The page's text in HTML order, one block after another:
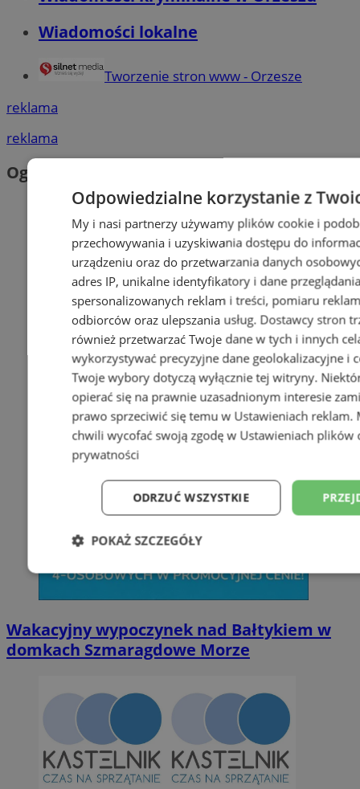
Wiadomości lokalne
Tworzenie stron www - Orzesze
reklama
reklama
Ogłoszenia
Wakacyjny wypoczynek nad Bałtykiem w
domkach Szmaragdowe Morze
Odpowiedzialne korzystanie z
My i nasi partnerzy używamy plików cookie i
przechowywania i uzyskiwania dostępu do
urządzeniu oraz do przetwarzania danych
adres IP, unikalne identyfikatory i dane
spersonalizowanych reklam i treści, pomiaru
odbiorców oraz ulepszania usług. Dostawcy stron
również przetwarzać Twoje dane w tych i innych
wykorzystywać precyzyjne dane geolokalizacyjne i
Twoje wybory dotyczą wyłącznie tej witryny.
opierać się na prawnie uzasadnionym interesie
prawo sprzeciwić się temu w Ustawieniach reklam.
chwili wycofać swoją zgodę w Ustawieniach plików
prywatności
ODRZUĆ WSZYSTKIE
POKAŻ SZCZEGÓŁY
Niezbędne Wydajność
Niesklasyfikowane
Niezbędne Wydajność Targetowanie
Niezbędne pliki cookie umożliwiają korzystanie z podstawowych